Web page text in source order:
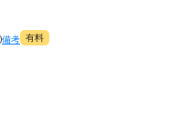
備考 有料